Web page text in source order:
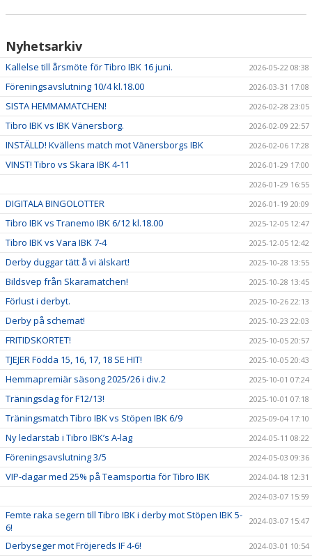
Nyhetsarkiv
Kallelse till årsmöte för Tibro IBK 16 juni. 2026-05-22 08:38
Föreningsavslutning 10/4 kl.18.00 2026-03-31 17:08
SISTA HEMMAMATCHEN! 2026-02-28 23:05
Tibro IBK vs IBK Vänersborg. 2026-02-09 22:57
INSTÄLLD! Kvällens match mot Vänersborgs IBK 2026-02-06 17:28
VINST! Tibro vs Skara IBK 4-11
2026-01-29 17:00
2026-01-29 16:55
DIGITALA BINGOLOTTER 2026-01-19 20:09
Tibro IBK vs Tranemo IBK 6/12 kl.18.00 2025-12-05 12:47
Tibro IBK vs Vara IBK 7-4 2025-12-05 12:42
Derby duggar tätt å vi älskart! 2025-10-28 13:55
Bildsvep från Skaramatchen! 2025-10-28 13:45
Förlust i derbyt. 2025-10-26 22:13
Derby på schemat! 2025-10-23 22:03
FRITIDSKORTET! 2025-10-05 20:57
TJEJER Födda 15, 16, 17, 18 SE HIT! 2025-10-05 20:43
Hemmapremiär säsong 2025/26 i div.2 2025-10-01 07:24
Träningsdag för F12/13! 2025-10-01 07:18
Träningsmatch Tibro IBK vs Stöpen IBK 6/9 2025-09-04 17:10
Ny ledarstab i Tibro IBK’s A-lag 2024-05-11 08:22
Föreningsavslutning 3/5 2024-05-03 09:36
VIP-dagar med 25% på Teamsportia för Tibro IBK
2024-04-18 12:31
2024-03-07 15:59
Femte raka segern till Tibro IBK i derby mot Stöpen IBK 5-
6!
2024-03-07 15:47
Derbyseger mot Fröjereds IF 4-6! 2024-03-01 10:54